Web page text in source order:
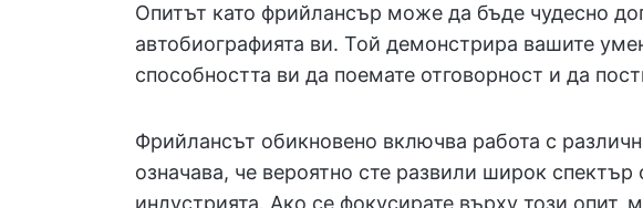
Опитът като фрийлансър може да бъде чудесно
автобиографията ви. Той демонстрира вашите
способността ви да поемате отговорност и да
Фрийлансът обикновено включва работа с
означава, че вероятно сте развили широк спектър
индустрията. Ако се фокусирате върху този опит,